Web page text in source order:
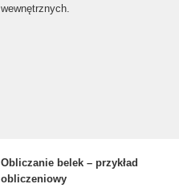
wewnętrznych.
Obliczanie belek – przykład
obliczeniowy